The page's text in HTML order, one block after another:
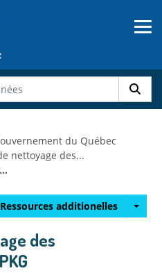
du Québec
nettoyage des...
Ressources additionelles
des